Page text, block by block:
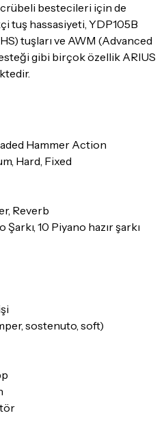
kategorilerine göre farklılık
önce ilgili ürünün
ettiğinizden emin olun.
bestecileri için de
tuş hassasiyeti, YDP105B
tuşları ve AWM (Advanced
gibi birçok özellik ARIUS
Hammer Action
Hard, Fixed
Reverb
10 Piyano hazır şarkı
sostenuto, soft)